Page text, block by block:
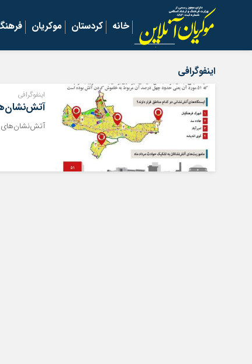
خانه کردستان موکریان
اینفوگرافی
اینفوگرافی
آتش‌نشان‌های